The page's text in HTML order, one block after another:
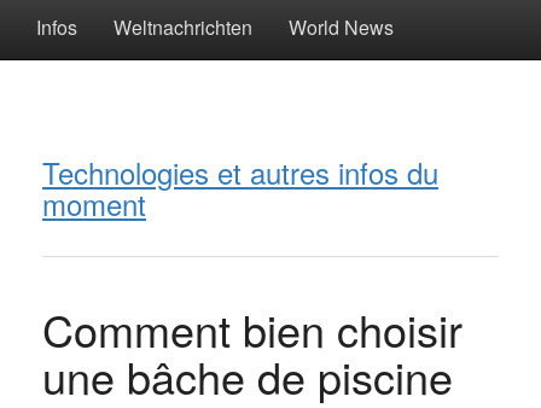
Infos Weltnachrichten World News
Technologies et autres infos du
moment
Comment bien choisir
une bâche de piscine